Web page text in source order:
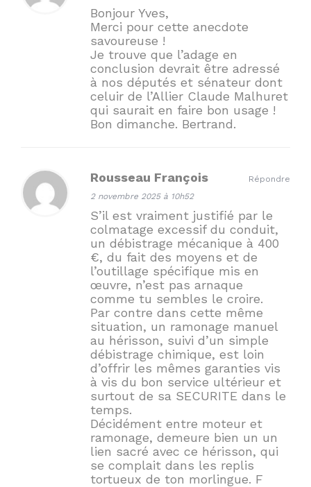
Bonjour Yves,
Merci pour cette anecdote
savoureuse !
Je trouve que l’adage en
conclusion devrait être adressé
à nos députés et sénateur dont
celuir de l’Allier Claude Malhuret
qui saurait en faire bon usage !
Bon dimanche. Bertrand.
Rousseau François
2 novembre 2025 à 10h52
S’il est vraiment justifié par le
colmatage excessif du conduit,
un débistrage mécanique à 400
€, du fait des moyens et de
l’outillage spécifique mis en
œuvre, n’est pas arnaque
comme tu sembles le croire.
Par contre dans cette même
situation, un ramonage manuel
au hérisson, suivi d’un simple
débistrage chimique, est loin
d’offrir les mêmes garanties vis
à vis du bon service ultérieur et
surtout de sa SECURITE dans le
temps.
Décidément entre moteur et
ramonage, demeure bien un un
lien sacré avec ce hérisson, qui
se complait dans les replis
tortueux de ton morlingue. F
Répondre